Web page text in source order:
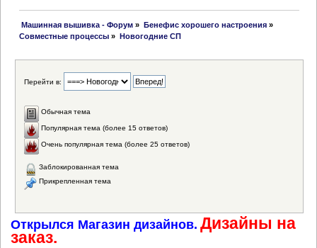
Машинная вышивка - Форум » Бенефис хорошего настроения»
Совместные процессы » Новогодние СП
Перейти в:
Обычная тема
Популярная тема (более 15 ответов)
Очень популярная тема (более 25 ответов)
Заблокированная тема
Прикрепленная тема
Открылся Магазин дизайнов. Дизайны на
заказ.